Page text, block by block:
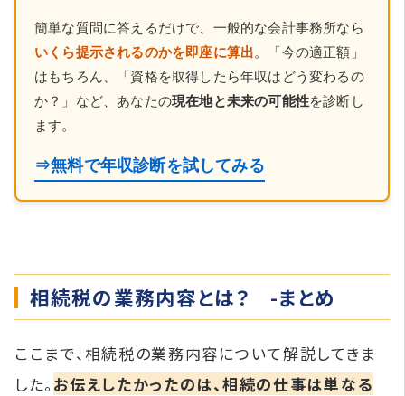
簡単な質問に答えるだけで、一般的な会計事務所なら
いくら提示されるのかを即座に算出。「今の適正額」
はもちろん、「資格を取得したら年収はどう変わるの
か？」など、あなたの現在地と未来の可能性を診断し
ます。
⇒無料で年収診断を試してみる
相続税の業務内容とは？ -まとめ
ここまで、相続税の業務内容について解説してきま
した。 お伝えしたかったのは、相続の仕事は単なる